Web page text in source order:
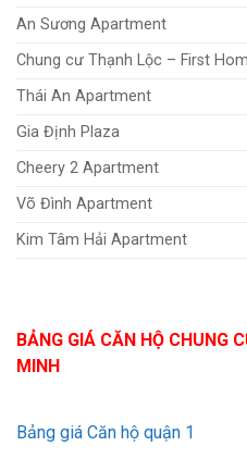
An Sương Apartment
Chung cư Thạnh Lộc – First
Thái An Apartment
Gia Định Plaza
Cheery 2 Apartment
Võ Đình Apartment
Kim Tâm Hải Apartment
BẢNG GIÁ CĂN HỘ CHUNG
MINH
Bảng giá Căn hộ quận 1